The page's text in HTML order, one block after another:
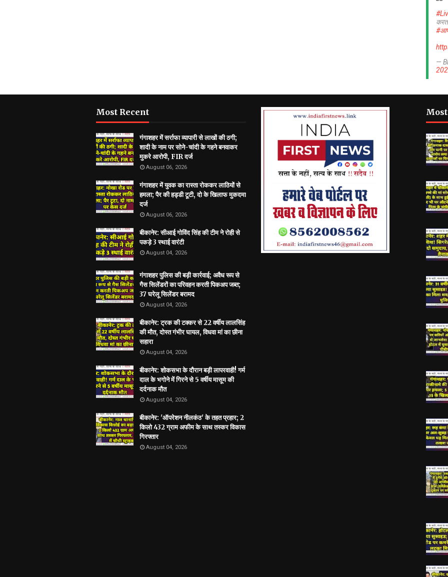
—
Most Recent
गंगाशहर में सर्राफा व्यापारी से लाखों की ठगी;
शादी के नाम पर सोने-चांदी के गहने बनवाकर
मुकरे आरोपी, FIR दर्ज
August 06, 2026
गंगाशहर में युवक का रास्ता रोककर लाठियों से
हमला; पैर की हड्डी टूटी, दो के खिलाफ मुकदमा
दर्ज
August 06, 2026
बीकानेर: सीआई गोविंद सिंह की टीम ने रोही से
पकड़े 3 स्थाई वारंटी
August 04, 2026
गंगाशहर पुलिस की बड़ी कार्रवाई; अवैध रूप से
गैस सिलेंडरों का परिवहन करती पिकअप जब्त;
37 घरेलू सिलेंडर बरामद
August 04, 2026
बीकानेर: ट्रक की टक्कर से 22 वर्षीय लालसिंह
की मौत, दोस्त गंभीर घायल, विधवा मां का छीना
सहारा
August 04, 2026
बीकानेर: शोकसभा के दौरान बड़ी लापरवाही! गर्म
दाल के भगोने में गिरने से 5 वर्षीय मासूम की
दर्दनाक मौत
August 04, 2026
बीकानेर: 'ऑपरेशन नीलकंठ' के तहत प्रहार; 2
किलो 432 ग्राम अफीम के साथ तस्कर विकास
गिरफ्तार
August 04, 2026